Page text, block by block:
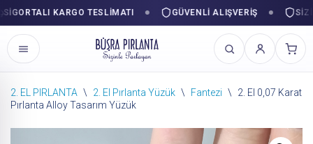
KARGO TESLIMATI GÜVENLI ALIŞVERIŞ
İçeriğe
2. EL PIRLANTA \ 2. El Pırlanta Yüzük \ Fantezi \
2. El 0,07 Karat
Pırlanta Alloy Tasarım Yüzük